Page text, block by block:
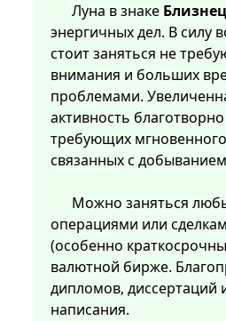
Луна в знаке
энергичных дел. В силу
стоит заняться не
внимания и больших
проблемами.
активность
требующих
связанных с
Можно заняться
операциями или
(особенно
валютной бирже.
дипломов, диссертаций
написания.